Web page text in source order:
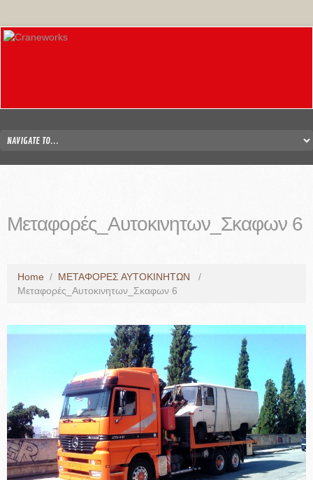
Μεταφορές_Αυτοκινητων_Σκαφων 6
Home / ΜΕΤΑΦΟΡΕΣ ΑΥΤΟΚΙΝΗΤΩΝ
/
Μεταφορές_Αυτοκινητων_Σκαφων 6